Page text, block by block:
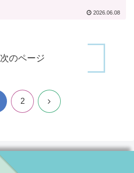
2026.06.08
次のページ
2 次